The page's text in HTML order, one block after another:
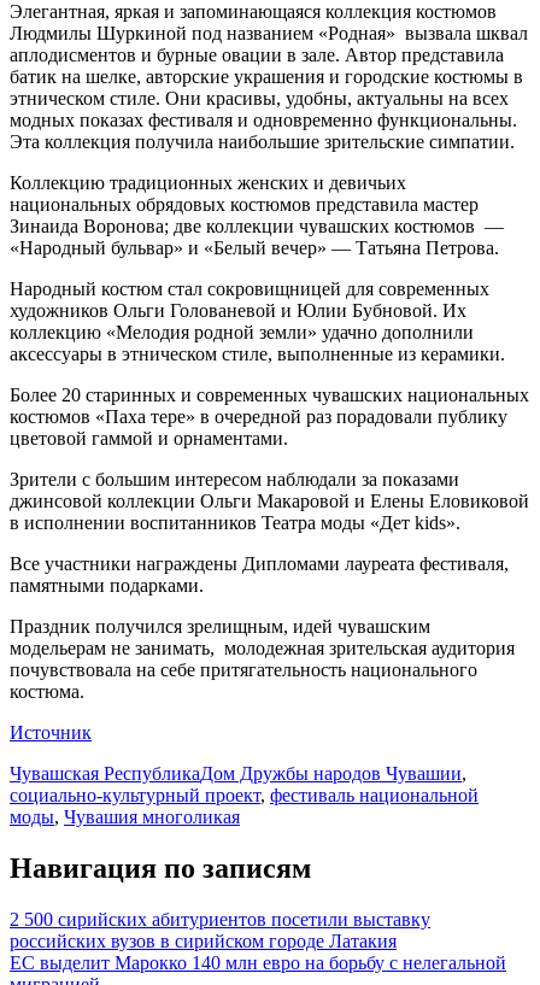
Элегантная, яркая и запоминающаяся коллекция костюмов
Людмилы Шуркиной под названием «Родная» вызвала шквал
аплодисментов и бурные овации в зале. Автор представила
батик на шелке, авторские украшения и городские костюмы в
этническом стиле. Они красивы, удобны, актуальны на всех
модных показах фестиваля и одновременно функциональны.
Эта коллекция получила наибольшие зрительские симпатии.
Коллекцию традиционных женских и девичьих
национальных обрядовых костюмов представила мастер
Зинаида Воронова; две коллекции чувашских костюмов —
«Народный бульвар» и «Белый вечер» — Татьяна Петрова.
Народный костюм стал сокровищницей для современных
художников Ольги Голованевой и Юлии Бубновой. Их
коллекцию «Мелодия родной земли» удачно дополнили
аксессуары в этническом стиле, выполненные из керамики.
Более 20 старинных и современных чувашских национальных
костюмов «Паха тере» в очередной раз порадовали публику
цветовой гаммой и орнаментами.
Зрители с большим интересом наблюдали за показами
джинсовой коллекции Ольги Макаровой и Елены Еловиковой
в исполнении воспитанников Театра моды «Дет kids».
Все участники награждены Дипломами лауреата фестиваля,
памятными подарками.
Праздник получился зрелищным, идей чувашским
модельерам не занимать, молодежная зрительская аудитория
почувствовала на себе притягательность национального
костюма.
Источник
Чувашская РеспубликаДом Дружбы народов Чувашии,
социально-культурный проект, фестиваль национальной
моды, Чувашия многоликая
Навигация по записям
2 500 сирийских абитуриентов посетили выставку
российских вузов в сирийском городе Латакия
ЕС выделит Марокко 140 млн евро на борьбу с нелегальной